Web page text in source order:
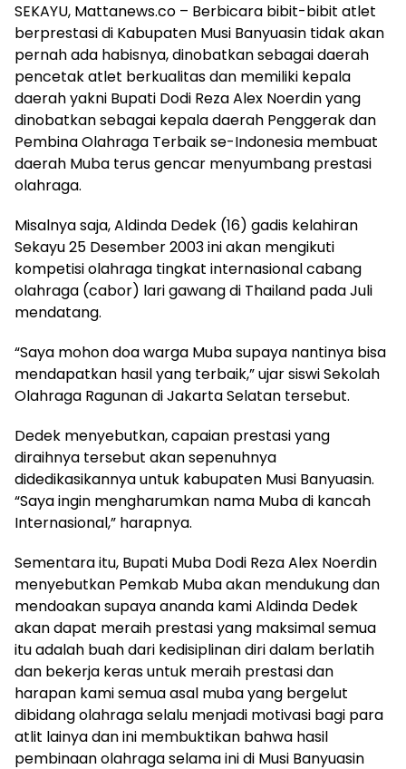
SEKAYU, Mattanews.co – Berbicara bibit-bibit atlet
berprestasi di Kabupaten Musi Banyuasin tidak akan
pernah ada habisnya, dinobatkan sebagai daerah
pencetak atlet berkualitas dan memiliki kepala
daerah yakni Bupati Dodi Reza Alex Noerdin yang
dinobatkan sebagai kepala daerah Penggerak dan
Pembina Olahraga Terbaik se-Indonesia membuat
daerah Muba terus gencar menyumbang prestasi
olahraga.
Misalnya saja, Aldinda Dedek (16) gadis kelahiran
Sekayu 25 Desember 2003 ini akan mengikuti
kompetisi olahraga tingkat internasional cabang
olahraga (cabor) lari gawang di Thailand pada Juli
mendatang.
“Saya mohon doa warga Muba supaya nantinya bisa
mendapatkan hasil yang terbaik,” ujar siswi Sekolah
Olahraga Ragunan di Jakarta Selatan tersebut.
Dedek menyebutkan, capaian prestasi yang
diraihnya tersebut akan sepenuhnya
didedikasikannya untuk kabupaten Musi Banyuasin.
“Saya ingin mengharumkan nama Muba di kancah
Internasional,” harapnya.
Sementara itu, Bupati Muba Dodi Reza Alex Noerdin
menyebutkan Pemkab Muba akan mendukung dan
mendoakan supaya ananda kami Aldinda Dedek
akan dapat meraih prestasi yang maksimal semua
itu adalah buah dari kedisiplinan diri dalam berlatih
dan bekerja keras untuk meraih prestasi dan
harapan kami semua asal muba yang bergelut
dibidang olahraga selalu menjadi motivasi bagi para
atlit lainya dan ini membuktikan bahwa hasil
pembinaan olahraga selama ini di Musi Banyuasin